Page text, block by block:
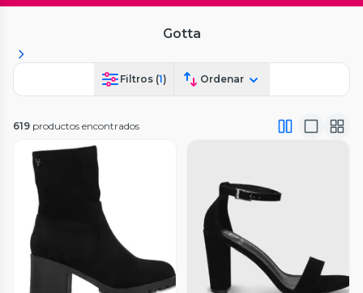
Gotta
Filtros (1) Ordenar
619 productos encontrados